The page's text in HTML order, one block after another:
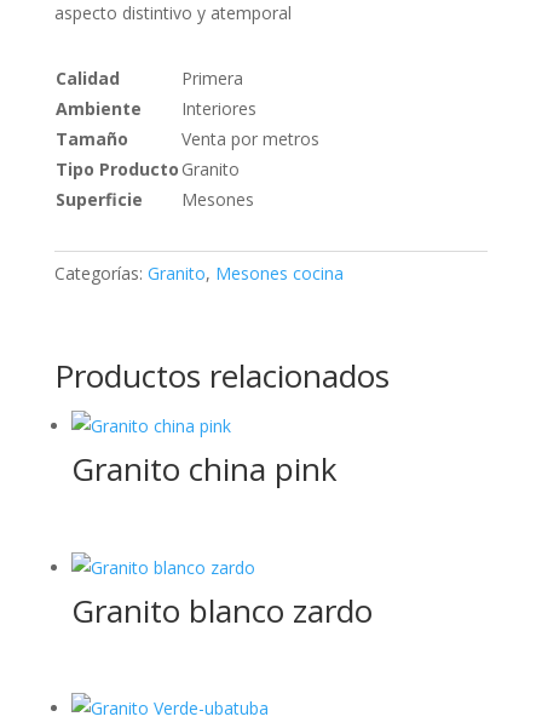
aspecto distintivo y atemporal
Calidad
Primera
Ambiente
Interiores
Tamaño
Venta por metros
Tipo Producto Granito
Superficie
Mesones
Categorías: Granito, Mesones cocina
Productos relacionados
Granito china pink
Granito blanco zardo